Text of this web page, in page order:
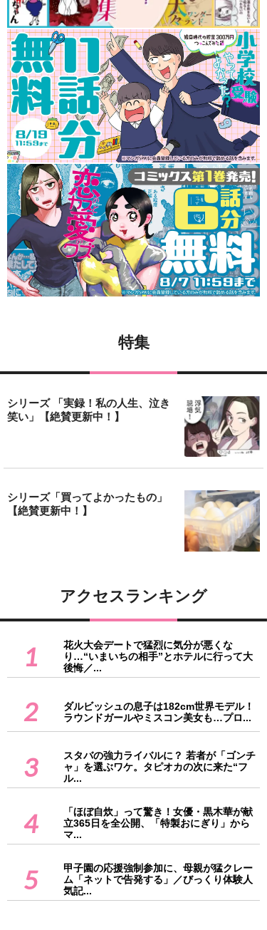
特集
シリーズ 「実録！私の人生、泣き
笑い」【絶賛更新中！】
シリーズ「買ってよかったもの」
【絶賛更新中！】
アクセスランキング
1
花火大会デートで猛烈に気分が悪くな
り…“いまいちの相手”とホテルに行って大
後悔／...
2
ダルビッシュの息子は182cm世界モデル！
ラウンドガールやミスコン美女も…プロ...
3
スタバの強力ライバルに？ 若者が「ゴンチ
ャ」を選ぶワケ。タピオカの次に来た“フ
ル...
4
「ほぼ自炊」って驚き！女優・黒木華が献
立365日を全公開、「特製おにぎり」から
マ...
5
甲子園の応援強制参加に、母親が猛クレー
ム「ネットで告発する」／びっくり体験人
気記...